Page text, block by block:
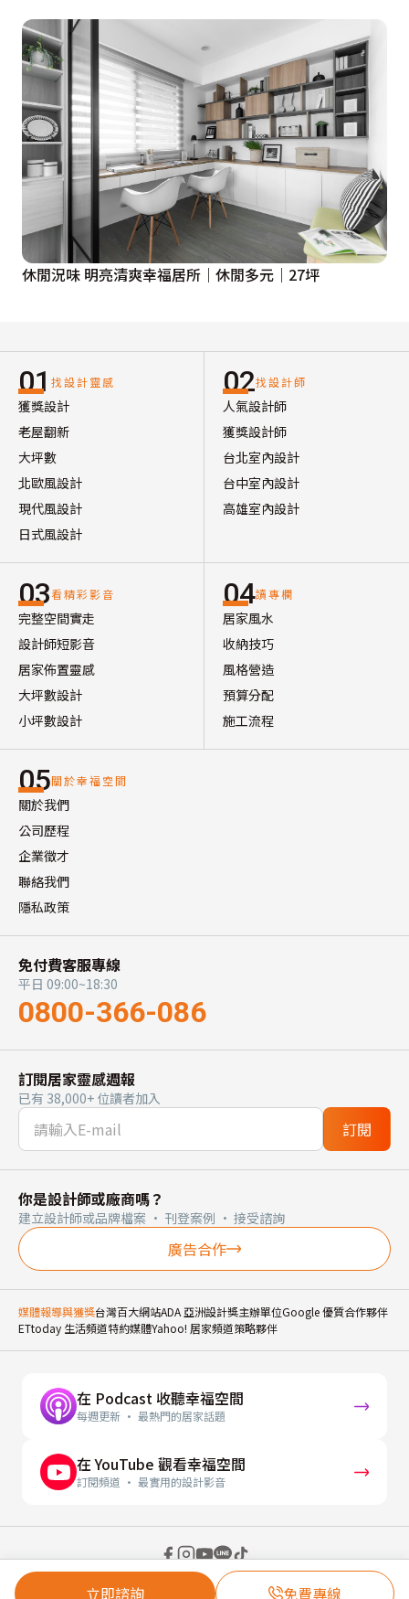
立即諮詢 免費專線
休閒況味 明亮清爽幸福居所｜休閒多元｜27坪
01 找設計靈感
獲獎設計
老屋翻新
大坪數
北歐風設計
現代風設計
日式風設計
02找設計師
人氣設計師
獲獎設計師
台北室內設計
台中室內設計
高雄室內設計
03看精彩影音
完整空間實走
設計師短影音
居家佈置靈感
大坪數設計
小坪數設計
04讀專欄
居家風水
收納技巧
風格營造
預算分配
施工流程
05關於幸福空間
關於我們
公司歷程
企業徵才
聯絡我們
隱私政策
免付費客服專線
平日 09:00~18:30
0800-366-086
訂閱居家靈感週報
已有 38,000+ 位讀者加入
訂閱
你是設計師或廠商嗎？
建立設計師或品牌檔案 · 刊登案例 · 接受諮詢
廣告合作
媒體報導與獲獎台灣百大網站ADA 亞洲設計獎主辦單位Google 優質合作夥伴
ETtoday 生活頻道特約媒體Yahoo! 居家頻道策略夥伴
在 Podcast 收聽幸福空間
每週更新 · 最熱門的居家話題
在 YouTube 觀看幸福空間
訂閱頻道 · 最實用的設計影音
© 2026 幸福空間 Gorgeous Space Co., Ltd.